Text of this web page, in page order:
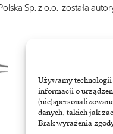
Używamy
informacji o
danych, takich jak
Brak wyrażenia
Sp. z o.o. została